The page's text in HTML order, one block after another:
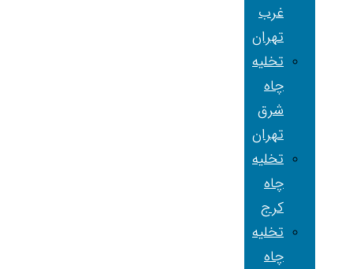
غرب
تهران
تخلیه
چاه
شرق
تهران
تخلیه
چاه
کرج
تخلیه
چاه